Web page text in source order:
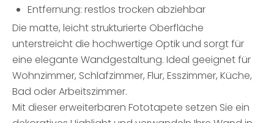
Entfernung: restlos trocken abziehbar
Die matte, leicht strukturierte Oberfläche
unterstreicht die hochwertige Optik und sorgt für
eine elegante Wandgestaltung. Ideal geeignet für
Wohnzimmer, Schlafzimmer, Flur, Esszimmer, Küche,
Bad oder Arbeitszimmer.
Mit dieser erweiterbaren Fototapete setzen Sie ein